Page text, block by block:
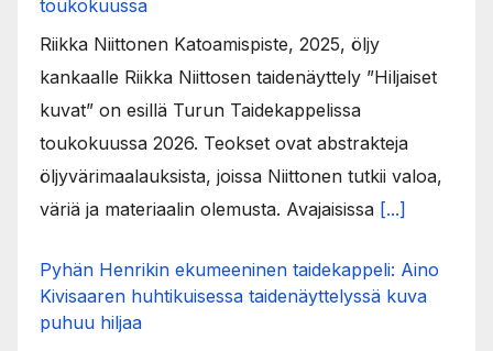
toukokuussa
Riikka Niittonen Katoamispiste, 2025, öljy
kankaalle Riikka Niittosen taidenäyttely ”Hiljaiset
kuvat” on esillä Turun Taidekappelissa
toukokuussa 2026. Teokset ovat abstrakteja
öljyvärimaalauksista, joissa Niittonen tutkii valoa,
väriä ja materiaalin olemusta. Avajaisissa [...]
Pyhän Henrikin ekumeeninen taidekappeli: Aino
Kivisaaren huhtikuisessa taidenäyttelyssä kuva
puhuu hiljaa